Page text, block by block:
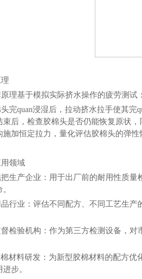
理基于模拟实际挤水操作的疲劳测试：
完quan浸湿后，拉动挤水拉手使其完
束后，检查胶棉头是否仍能恢复原状
施加恒定拉力，量化评估胶棉头的弹
领域
把生产企业：用于出厂前的耐用性质
行业：评估不同配方、不同工艺生
督检验机构：作为第三方检测设备，
材料研发：为新型胶棉材料的配方
步。